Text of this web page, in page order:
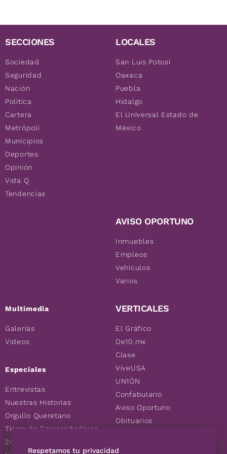
SECCIONES
Sociedad
Seguridad
Nación
Política
Cartera
Metrópoli
Municipios
Deportes
Opinión
Vida Q
Tendencias
Multimedia
Galerías
Videos
Especiales
Entrevistas
Nuestras Historias
Orgullo Queretano
Tierra de Emprendedores
Zoociales
LOCALES
San Luis Potosí
Oaxaca
Puebla
Hidalgo
El Universal Estado de
México
AVISO OPORTUNO
Inmuebles
Empleos
Vehículos
Varios
VERTICALES
El Gráfico
De10.mx
Clase
ViveUSA
UN1ÓN
Confabulario
Aviso Oportuno
Obituarios
Consultas
Respetamos tu privacidad